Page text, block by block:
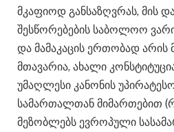
მკაფიოდ განსაზღვრას, მის
შესწორებების საბოლოო
და მამაკაცის ერთობად არის
მთავარია, ახალი
უმაღლესი კანონის
სამართალთან მიმართებით
მეზობლებს ევროპული